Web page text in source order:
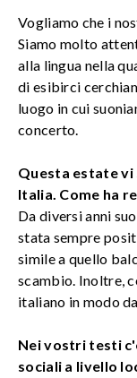
Vogliamo che i
Siamo molto
alla lingua nella
di esibirci
luogo in cui
concerto.
Questa estate
Italia. Come ha
Da diversi anni
stata sempre
simile a quello
scambio. Inoltre,
italiano in modo
Nei vostri testi
sociali a livello